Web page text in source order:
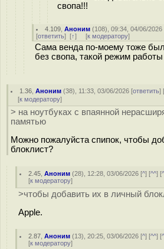
свопа!!!
4.109 ,Аноним (108), 09:34, 04/06/2026
[ответить] [↑] [к модератору]
Сама венда по-моему тоже
без свопа, такой режим
1.36 ,Аноним (38), 11:33, 03/06/2026 [ответить] [
[к модератору]
> на ноутбуках с впаянной
памятью
Можно пожалуйста спипок, чтобы
блоклист?
2.45 ,Аноним (28), 12:28, 03/06/2026 [^] [^^] [
[к модератору]
>чтобы добавить их в личный
Apple.
2.87 ,Аноним (13), 20:25, 03/06/2026 [^] [^^] [
[к модератору]